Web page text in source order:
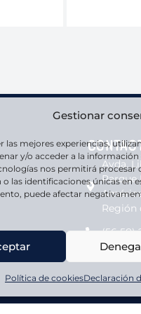
Gestionar
las mejores experiencias,
y/o acceder a la
nos permitirá
o las identificaciones únicas en
puede afectar
Política de cookiesDeclaración
Avda.
Parque
Región
(56 58)